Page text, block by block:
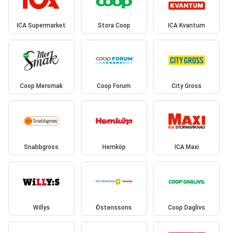
ICA Supermarket Stora Coop ICA Kvantum
Coop Mersmak Coop Forum City Gross
Snabbgross Hemköp ICA Maxi
Willys Östenssons Coop Daglivs